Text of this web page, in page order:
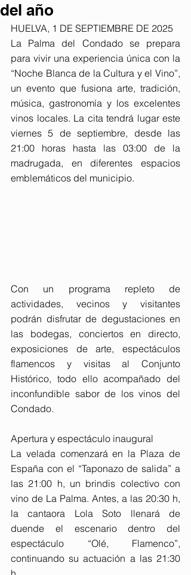
del año
HUELVA, 1 DE SEPTIEMBRE DE 2025
La Palma del Condado se prepara
para vivir una experiencia única con la
“Noche Blanca de la Cultura y el Vino”,
un evento que fusiona arte, tradición,
música, gastronomía y los excelentes
vinos locales. La cita tendrá lugar este
viernes 5 de septiembre, desde las
21:00 horas hasta las 03:00 de la
madrugada, en diferentes espacios
emblemáticos del municipio.
Con un programa repleto de
actividades, vecinos y visitantes
podrán disfrutar de degustaciones en
las bodegas, conciertos en directo,
exposiciones de arte, espectáculos
flamencos y visitas al Conjunto
Histórico, todo ello acompañado del
inconfundible sabor de los vinos del
Condado.
Apertura y espectáculo inaugural
La velada comenzará en la Plaza de
España con el “Taponazo de salida” a
las 21:00 h, un brindis colectivo con
vino de La Palma. Antes, a las 20:30 h,
la cantaora Lola Soto llenará de
duende el escenario dentro del
espectáculo “Olé, Flamenco”,
continuando su actuación a las 21:30